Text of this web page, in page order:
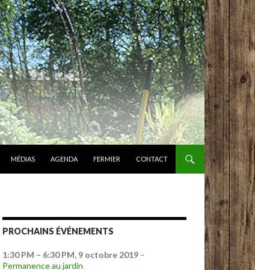
MÉDIAS AGENDA FERMIER CONTACT
PROCHAINS ÉVÉNEMENTS
1:30 PM – 6:30 PM, 9 octobre 2019 –
Permanence au jardin